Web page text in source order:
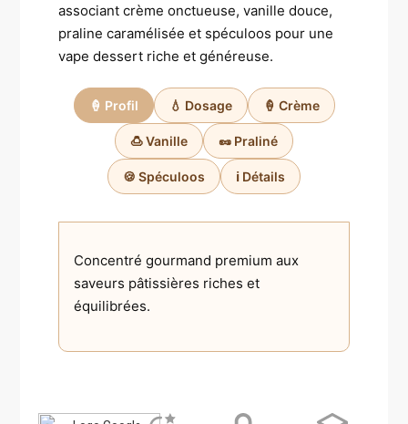
associant crème onctueuse, vanille douce,
praline caramélisée et spéculoos pour une
vape dessert riche et généreuse.
🍦 Profil 💧 Dosage 🍦 Crème
🍮 Vanille 🥜 Praliné
🍪 Spéculoos ℹ️ Détails
Concentré gourmand premium aux
saveurs pâtissières riches et
équilibrées.